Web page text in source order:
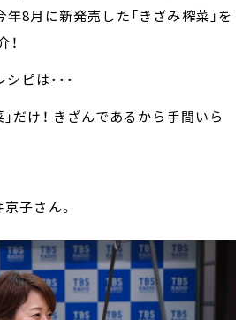
8月に新発売した「きざみ榨菜」を
ピは・・・
だけ！ きざんであるから手間いら
子さん。